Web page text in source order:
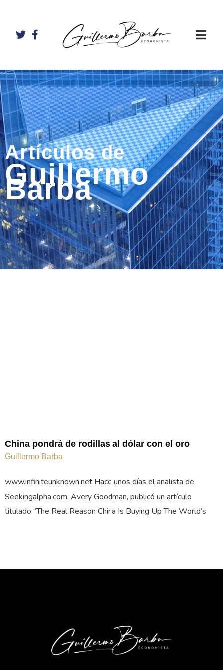
Artículos de
Guillermo
Barba
China pondrá de rodillas al dólar con el oro
Guillermo Barba
www.infiniteunknown.net Hace unos días el analista de
Seekingalpha.com, Avery Goodman, publicó un artículo
titulado “The Real Reason China Is Buying Up The World’s